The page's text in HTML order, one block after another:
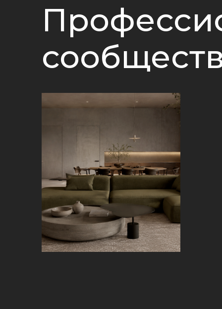
+7 925 53-53-505
Москва, м. Сокольники ул. Колодезный
переулок 2А, стр.1, офис 38
INFO@SHADOOFDESIGN.RU